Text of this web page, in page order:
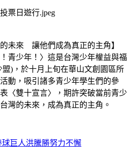
未來 讓他們成為真正的主角】
青少年！〉這是台灣少年權益與福
)，於十月上旬在華山文創園區所
動，吸引諸多青少年學生們的參
〈雙十宣言〉，期許突破當前青少
灣的未來，成為真正的主角。
巨人洪騰勝努力不懈